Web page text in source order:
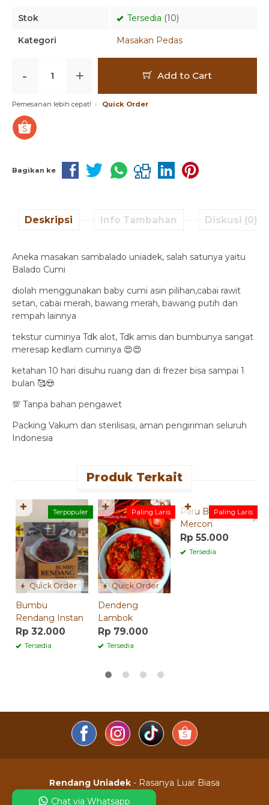
Stok Tersedia (10)
Kategori Masakan Pedas
- + Add to Cart
Pemesanan lebih cepat! Quick Order
Bagikan ke
Deskripsi Info Tambahan Diskusi (0)
Aneka masakan sambalado uniadek, salah satunya yaitu
Balado Cumi
diolah menggunakan baby cumi asin pilihan,cabai rawit
setan, cabai merah, bawang merah, bawang putih dan
rempah lainnya
tekstur cuminya Tdk alot, Tdk amis dan bumbunya sangat
meresap kedlam cuminya 😍😍
ketahan 10 hari disuhu ruang dan di frezer bisa sampai 1
bulan 🥰😍
💯 Tanpa bahan pengawet
Packing Vakum dan sterilisasi, aman pengiriman seluruh
Indonesia
Produk Terkait
Quick Order
Terpopuler
Bumbu
Rendang Instan
Rp 32.000
Tersedia
✚
Quick Order
Paling Laris
Dendeng
Lambok
Rp 79.000
Tersedia
✚ Paling Laris
Paru Balado
Mercon
Rp 55.000
Tersedia
✚
Rendang Uniadek - Rasanya Luar Biasa
Chat via Whatsapp